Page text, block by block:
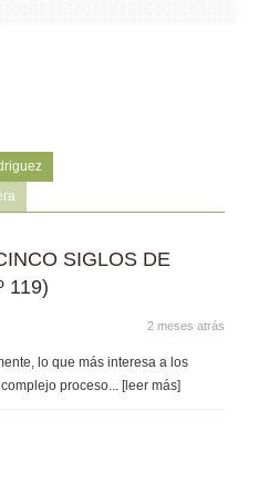
SIGLOS DE
119)
2 meses atrás
lo que más interesa a los
proceso... [leer más]